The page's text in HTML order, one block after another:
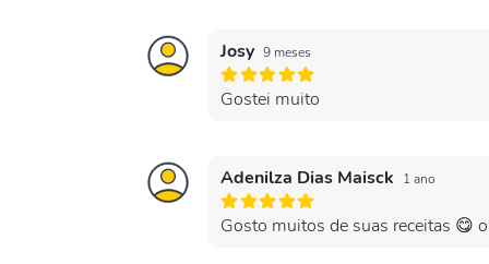
Josy 9 meses
Gostei muito
Adenilza Dias Maisck 1 ano
Gosto muitos de suas receitas 😋